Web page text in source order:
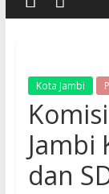
Kota Jambi
Jambi
dan